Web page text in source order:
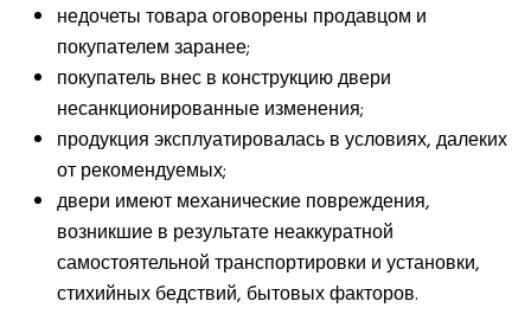
недочеты товара оговорены продавцом и
покупателем заранее;
покупатель внес в конструкцию двери
несанкционированные изменения;
продукция эксплуатировалась в условиях, далеких
от рекомендуемых;
двери имеют механические повреждения,
возникшие в результате неаккуратной
самостоятельной транспортировки и установки,
стихийных бедствий, бытовых факторов.